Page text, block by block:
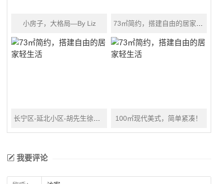
小房子，大格局—By Liz
长宁区-延北小区-胡先生徐女士雅居 100㎡现代美式，简单紧凑！
我要评论